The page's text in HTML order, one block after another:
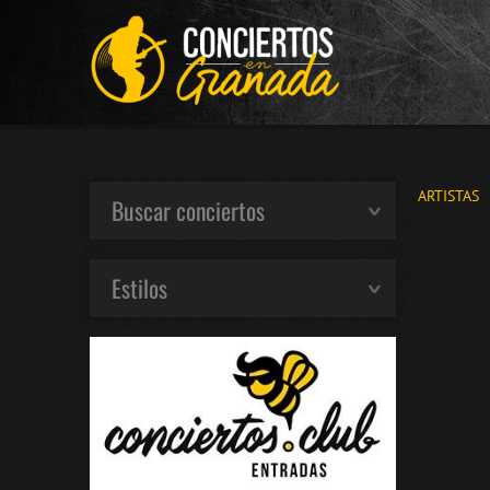
ARTISTAS
Buscar conciertos
Estilos